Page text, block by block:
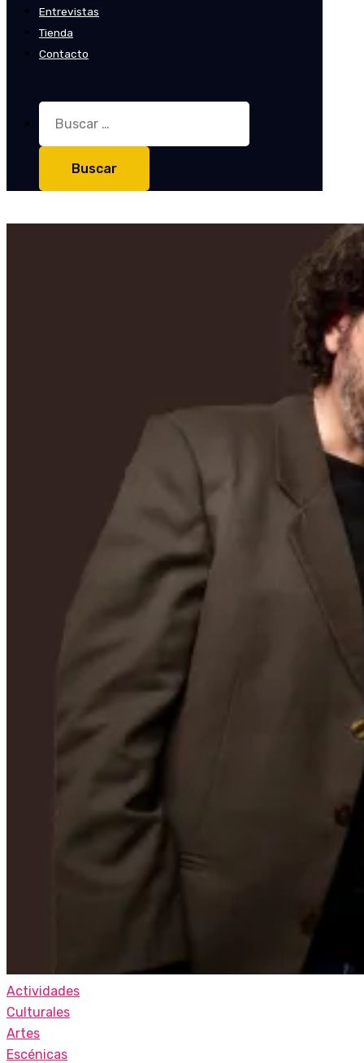
Entrevistas
Tienda
Contacto
Buscar:
Actividades
Culturales
Artes
Escénicas